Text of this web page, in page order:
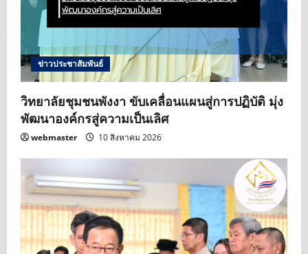
ข่าวประชาสัมพันธ์
วิทยาลัยชุมชนพังงา ขับเคลื่อนแผนสู่การปฏิบัติ มุ่ง
พัฒนาองค์กรสู่ความเป็นเลิศ
webmaster 10 สิงหาคม 2026